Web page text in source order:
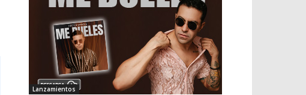
Lanzamientos